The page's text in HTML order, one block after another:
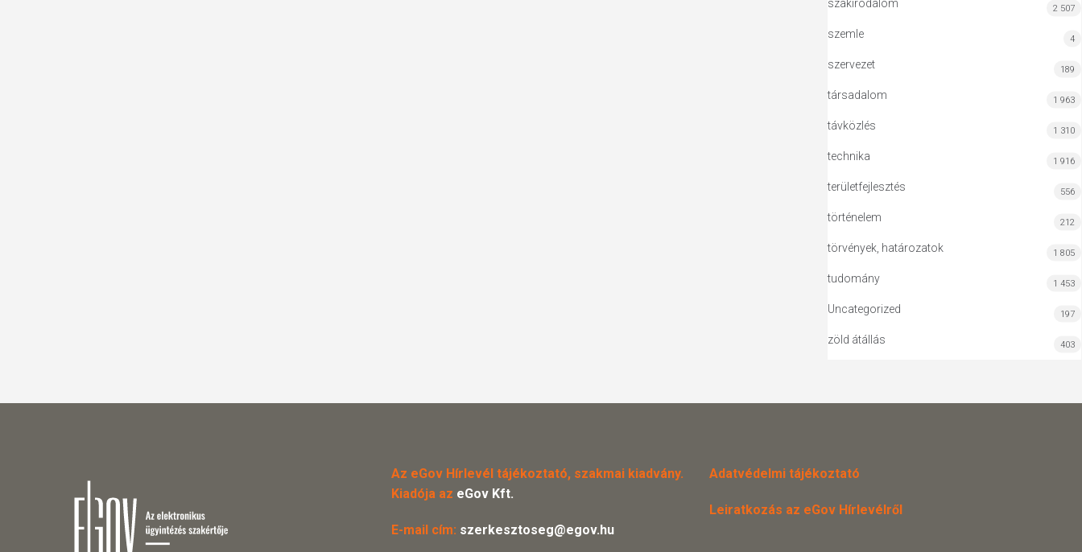
szakirodalom 2 507
szemle 4
szervezet 189
társadalom 1 963
távközlés 1 310
technika 1 916
területfejlesztés 556
történelem 212
törvények, határozatok 1 805
tudomány 1 453
Uncategorized 197
zöld átállás 403
Az eGov Hírlevél tájékoztató, szakmai kiadvány.
Kiadója az eGov Kft.
E-mail cím: szerkesztoseg@egov.hu
Adatvédelmi tájékoztató
Leiratkozás az eGov Hírlevélről